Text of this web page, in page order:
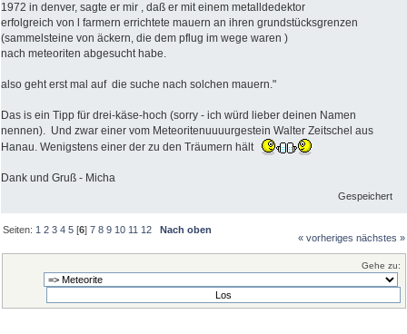
1972 in denver, sagte er mir , daß er mit einem metalldedektor
erfolgreich von l farmern errichtete mauern an ihren grundstücksgrenzen
(sammelsteine von äckern, die dem pflug im wege waren )
nach meteoriten abgesucht habe.
also geht erst mal auf die suche nach solchen mauern."
Das is ein Tipp für drei-käse-hoch (sorry - ich würd lieber deinen Namen
nennen). Und zwar einer vom Meteoritenuuuurgestein Walter Zeitschel aus
Hanau. Wenigstens einer der zu den Träumern hält
Dank und Gruß - Micha
Gespeichert
Seiten: 1 2 3 4 5 [6]7 8 9 10 11 12 Nach oben
« vorheriges nächstes »
Gehe zu: